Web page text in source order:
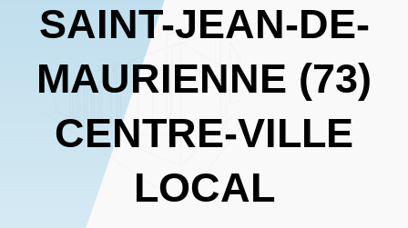
SAINT-JEAN-DE-
MAURIENNE (73)
CENTRE-VILLE
LOCAL